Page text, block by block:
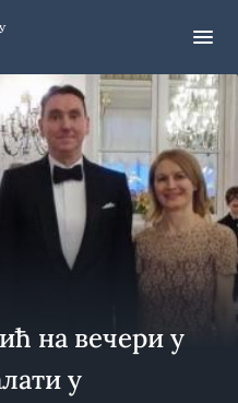
на вечери у
у